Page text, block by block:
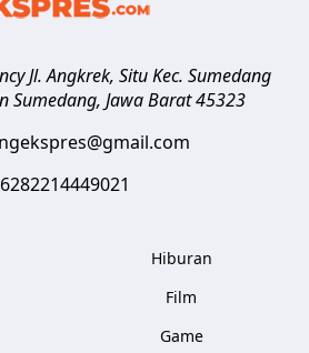
Jl. Angkrek, Situ Kec. Sumedang
Sumedang, Jawa Barat 45323
Hiburan
Film
Game